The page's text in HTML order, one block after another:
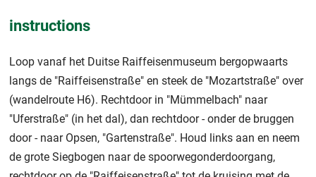
instructions
Loop vanaf het Duitse Raiffeisenmuseum bergopwaarts
langs de "Raiffeisenstraße" en steek de "Mozartstraße" over
(wandelroute H6). Rechtdoor in "Mümmelbach" naar
"Uferstraße" (in het dal), dan rechtdoor - onder de bruggen
door - naar Opsen, "Gartenstraße". Houd links aan en neem
de grote Siegbogen naar de spoorwegonderdoorgang,